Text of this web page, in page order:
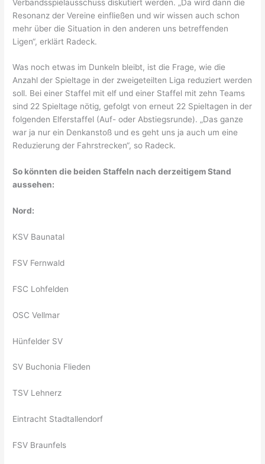
Verbandsspielausschuss diskutiert werden. „Da wird dann die
Resonanz der Vereine einfließen und wir wissen auch schon
mehr über die Situation in den anderen uns betreffenden
Ligen“, erklärt Radeck.
Was noch etwas im Dunkeln bleibt, ist die Frage, wie die
Anzahl der Spieltage in der zweigeteilten Liga reduziert werden
soll. Bei einer Staffel mit elf und einer Staffel mit zehn Teams
sind 22 Spieltage nötig, gefolgt von erneut 22 Spieltagen in der
folgenden Elferstaffel (Auf- oder Abstiegsrunde). „Das ganze
war ja nur ein Denkanstoß und es geht uns ja auch um eine
Reduzierung der Fahrstrecken“, so Radeck.
So könnten die beiden Staffeln nach derzeitigem Stand
aussehen:
Nord:
KSV Baunatal
FSV Fernwald
FSC Lohfelden
OSC Vellmar
Hünfelder SV
SV Buchonia Flieden
TSV Lehnerz
Eintracht Stadtallendorf
FSV Braunfels